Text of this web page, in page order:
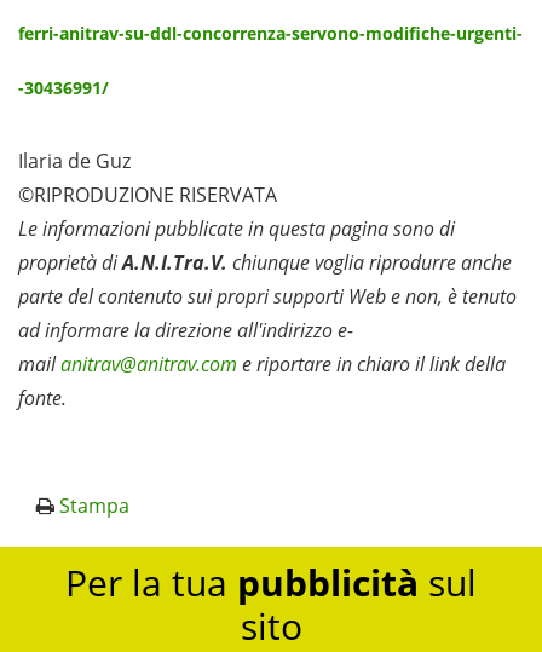
ferri-anitrav-su-ddl-concorrenza-servono-modifiche-urgenti-
-30436991/
Ilaria de Guz
©RIPRODUZIONE RISERVATA
Le informazioni pubblicate in questa pagina sono di
proprietà diA.N.I.Tra.V. chiunque voglia riprodurre anche
parte del contenuto sui propri supporti Web e non, è tenuto
ad informare la direzione all'indirizzo e-
mailanitrav@anitrav.com e riportare in chiaro il link della
fonte.
Stampa
Per la tua pubblicità sul
sito